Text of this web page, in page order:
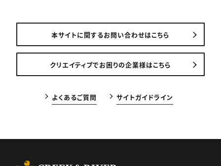
本サイトに関するお問い合わせはこちら
クリエイティブでお困りの企業様はこちら
よくあるご質問 サイトガイドライン